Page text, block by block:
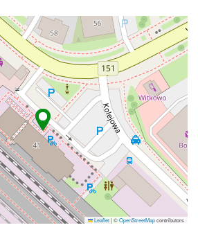
Leaflet|©OpenStreetMapcontributors